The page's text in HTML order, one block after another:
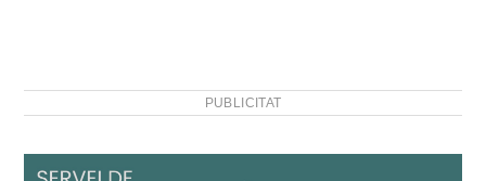
PUBLICITAT